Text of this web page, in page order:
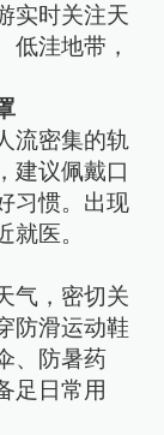
实时关注天
低洼地带，
流密集的轨
建议佩戴口
习惯。出现
医。
气，密切关
防滑运动鞋
、防暑药
足日常用